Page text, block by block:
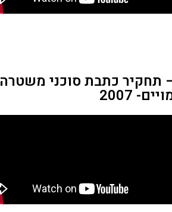
תחקיר כתבת סוכני משטרה
2007